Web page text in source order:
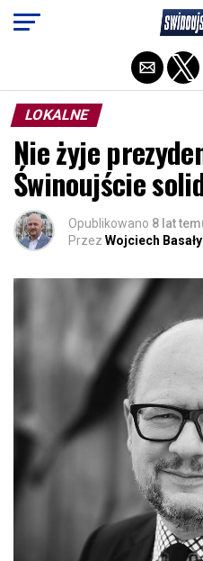
LOKALNE
Nie żyje
Świnoujście
Opublikowano 8 lat
Przez Wojciech
Exit